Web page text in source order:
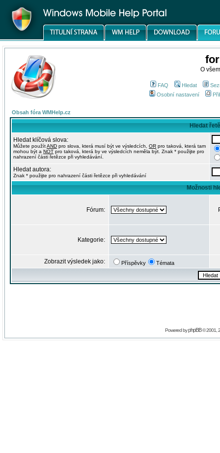
O
FAQ Hledat
Osobní nastavení
Obsah fóra WMHelp.cz
Hledat
Hledat klíčová slova:
Můžete použítAND pro slova, která musí být ve výsledcích, OR pro taková, která tam
mohou být a NOT pro taková, která by ve výsledcích neměla být. Znak * použijte pro
nahrazení části řetězce při vyhledávání.
Hledat autora:
Znak * použijte pro nahrazení části řetězce při vyhledávání
Možnosti
Fórum:
Kategorie:
Zobrazit výsledek jako: Příspěvky Témata
Powered byphpBB© 2001,